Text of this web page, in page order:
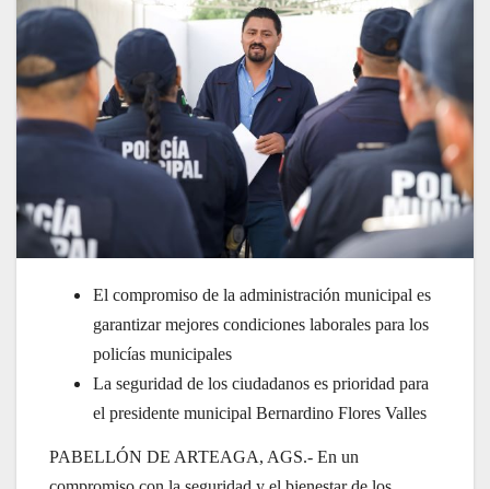
El compromiso de la administración municipal es
garantizar mejores condiciones laborales para los
policías municipales
La seguridad de los ciudadanos es prioridad para
el presidente municipal Bernardino Flores Valles
PABELLÓN DE ARTEAGA, AGS.- En un